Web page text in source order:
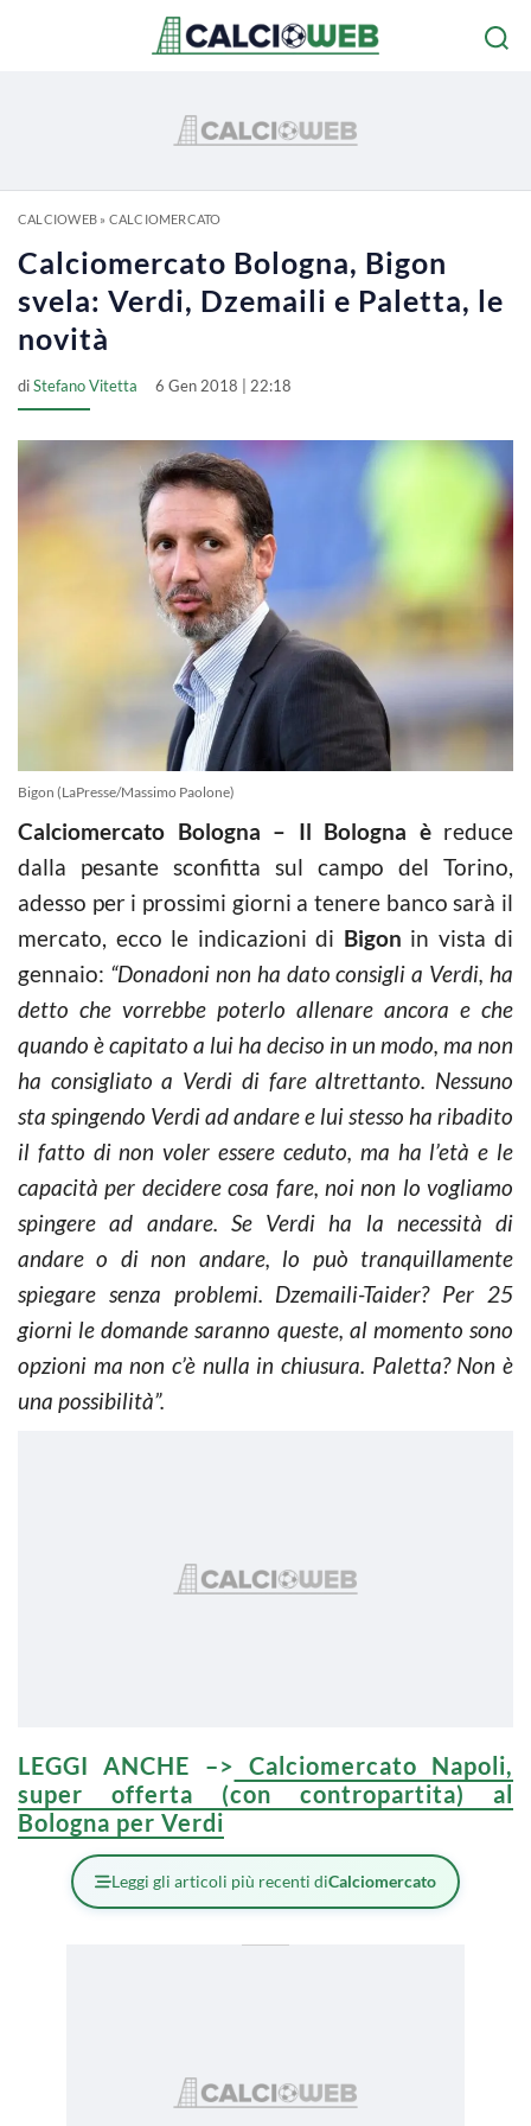
CALCIOWEB» CALCIOMERCATO
Calciomercato Bologna, Bigon
svela: Verdi, Dzemaili e Paletta, le
novità
diStefano Vitetta 6 Gen 2018 | 22:18
Bigon (LaPresse/Massimo Paolone)
Calciomercato Bologna – Il Bologna èreduce
dalla pesante sconfitta sul campo del Torino,
adesso per i prossimi giorni a tenere banco sarà il
mercato, ecco le indicazioni di Bigon in vista di
gennaio: “Donadoni non ha dato consigli a Verdi, ha
detto che vorrebbe poterlo allenare ancora e che
quando è capitato a lui ha deciso in un modo, ma non
ha consigliato a Verdi di fare altrettanto. Nessuno
sta spingendo Verdi ad andare e lui stesso ha ribadito
il fatto di non voler essere ceduto, ma ha l’età e le
capacità per decidere cosa fare, noi non lo vogliamo
spingere ad andare. Se Verdi ha la necessità di
andare o di non andare, lo può tranquillamente
spiegare senza problemi. Dzemaili-Taider? Per 25
giorni le domande saranno queste, al momento sono
opzioni ma non c’è nulla in chiusura. Paletta? Non è
una possibilità”.
LEGGI ANCHE –> Calciomercato Napoli,
super offerta (con contropartita) al
Bologna per Verdi
Leggi gli articoli più recenti diCalciomercato